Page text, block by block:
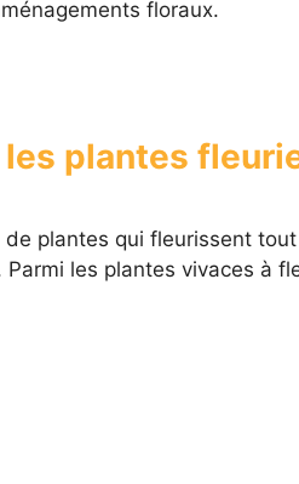
floraux.
plantes
plantes qui fleurissent
Parmi les plantes vivaces à